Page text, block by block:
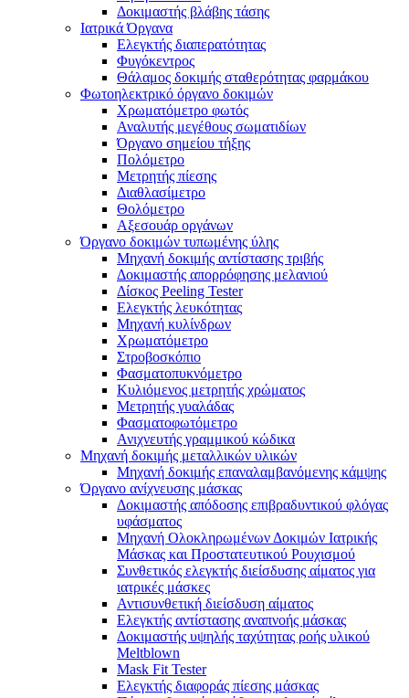
Δοκιμαστής βλάβης τάσης
Ιατρικά Όργανα
Ελεγκτής διαπερατότητας
Φυγόκεντρος
Θάλαμος δοκιμής σταθερότητας φαρμάκου
Φωτοηλεκτρικό όργανο δοκιμών
Χρωματόμετρο φωτός
Αναλυτής μεγέθους σωματιδίων
Όργανο σημείου τήξης
Πολόμετρο
Μετρητής πίεσης
Διαθλασίμετρο
Θολόμετρο
Αξεσουάρ οργάνων
Όργανο δοκιμών τυπωμένης ύλης
Μηχανή δοκιμής αντίστασης τριβής
Δοκιμαστής απορρόφησης μελανιού
Δίσκος Peeling Tester
Ελεγκτής λευκότητας
Μηχανή κυλίνδρων
Χρωματόμετρο
Στροβοσκόπιο
Φασματοπυκνόμετρο
Κυλιόμενος μετρητής χρώματος
Μετρητής γυαλάδας
Φασματοφωτόμετρο
Ανιχνευτής γραμμικού κώδικα
Μηχανή δοκιμής μεταλλικών υλικών
Μηχανή δοκιμής επαναλαμβανόμενης κάμψης
Όργανο ανίχνευσης μάσκας
Δοκιμαστής απόδοσης επιβραδυντικού φλόγας
υφάσματος
Μηχανή Ολοκληρωμένων Δοκιμών Ιατρικής
Μάσκας και Προστατευτικού Ρουχισμού
Συνθετικός ελεγκτής διείσδυσης αίματος για
ιατρικές μάσκες
Αντισυνθετική διείσδυση αίματος
Ελεγκτής αντίστασης αναπνοής μάσκας
Δοκιμαστής υψηλής ταχύτητας ροής υλικού
Meltblown
Mask Fit Tester
Ελεγκτής διαφοράς πίεσης μάσκας